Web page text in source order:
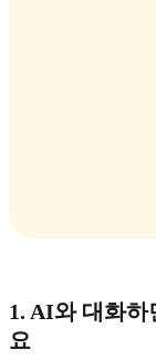
1. AI와 대화하
요